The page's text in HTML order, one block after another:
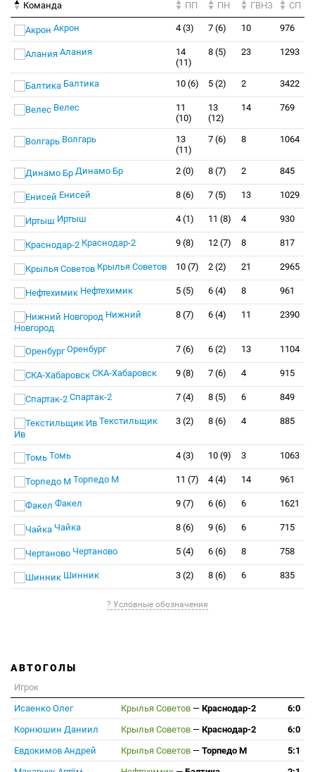
Команда ПП ПН ГВНЗ СП
Акрон 4 (3) 7 (6) 10 976
Алания
14
(11)
8 (5) 23 1293
Балтика 10 (6) 5 (2) 2 3422
Велес
11
(10)
13
(12)
14 769
Волгарь
13
(11)
7 (6) 8 1064
Динамо Бр 2 (0) 8 (7) 2 845
Енисей 8 (6) 7 (5) 13 1029
Иртыш 4 (1) 11 (8) 4 930
Краснодар-2 9 (8) 12 (7) 8 817
Крылья Советов 10 (7) 2 (2) 21 2965
Нефтехимик 5 (5) 6 (4) 8 961
Нижний
Новгород
8 (7) 6 (4) 11 2390
Оренбург 7 (6) 6 (2) 13 1104
СКА-Хабаровск 9 (8) 7 (6) 4 915
Спартак-2 7 (4) 8 (5) 6 849
Текстильщик
Ив
3 (2) 8 (6) 4 885
Томь 4 (3) 10 (9) 3 1063
Торпедо М 11 (7) 4 (4) 14 961
Факел 9 (7) 6 (6) 6 1621
Чайка 8 (6) 9 (6) 6 715
Чертаново 5 (4) 6 (6) 8 758
Шинник 3 (2) 8 (6) 6 835
? Условные обозначения
АВТОГОЛЫ
Игрок
Исаенко Олег
Крылья Советов — Краснодар-2
6:0
Корнюшин Даниил
Крылья Советов — Краснодар-2
6:0
Евдокимов Андрей
Крылья Советов — Торпедо М
5:1